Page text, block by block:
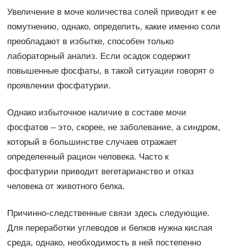
Увеличение в моче количества солей приводит к ее
помутнению, однако, определить, какие именно соли
преобладают в избытке, способен только
лабораторный анализ. Если осадок содержит
повышенные фосфаты, в такой ситуации говорят о
проявлении фосфатурии.
Однако избыточное наличие в составе мочи
фосфатов – это, скорее, не заболевание, а синдром,
который в большинстве случаев отражает
определенный рацион человека. Часто к
фосфатурии приводит вегетарианство и отказ
человека от животного белка.
Причинно-следственные связи здесь следующие.
Для переработки углеводов и белков нужна кислая
среда, однако, необходимость в ней постепенно